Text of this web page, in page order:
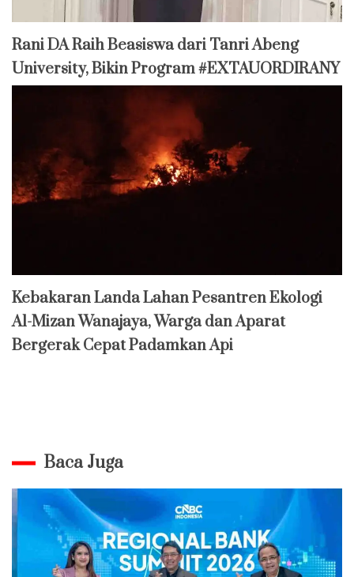
Rani DA Raih Beasiswa dari Tanri Abeng
University, Bikin Program #EXTAUORDIRANY
Kebakaran Landa Lahan Pesantren Ekologi
Al-Mizan Wanajaya, Warga dan Aparat
Bergerak Cepat Padamkan Api
Baca Juga